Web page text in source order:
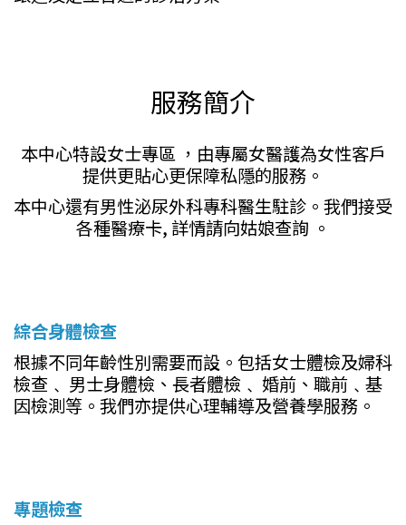
服務簡介
本中心特設女士專區 ，由專屬女醫護為女性客戶
提供更貼心更保障私隱的服務。
本中心還有男性泌尿外科專科醫生駐診。我們接受
各種醫療卡, 詳情請向姑娘查詢 。
綜合身體檢查
根據不同年齡性別需要而設。包括女士體檢及婦科
檢查﹑ 男士身體檢、長者體檢﹑ 婚前、職前﹑基
因檢測等。我們亦提供心理輔導及營養學服務。
專題檢查